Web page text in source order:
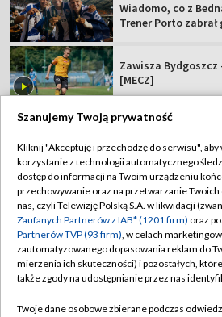
Wiadomo, co z
Trener Porto zabrał
Zawisza Bydgoszcz
[MECZ]
TVP
Abonament
Sklep TVP
Biuro
Oferta
Regulamin
Polityka
Moje zgody
Biuro
Szanujemy Twoją prywatność
Kliknij "Akceptuję i przechodzę do serwisu", aby
korzystanie z technologii automatycznego
dostęp do informacji na Twoim urządzeniu
przechowywanie oraz na przetwarzanie
nas, czyli Telewizję Polską S.A. w likwidacji
Zaufanych Partnerów z IAB* (1201 firm) oraz
Partnerów TVP (93 firm), w celach
zautomatyzowanego dopasowania reklam do
mierzenia ich skuteczności) i pozostałych,
także zgody na udostępnianie przez nas
Twoje dane osobowe zbierane podczas